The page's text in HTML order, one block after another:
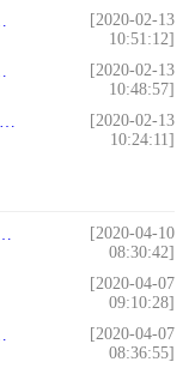
[2020-02-13
10:51:12]
[2020-02-13
10:48:57]
[2020-02-13
10:24:11]
[2020-04-10
08:30:42]
[2020-04-07
09:10:28]
[2020-04-07
08:36:55]